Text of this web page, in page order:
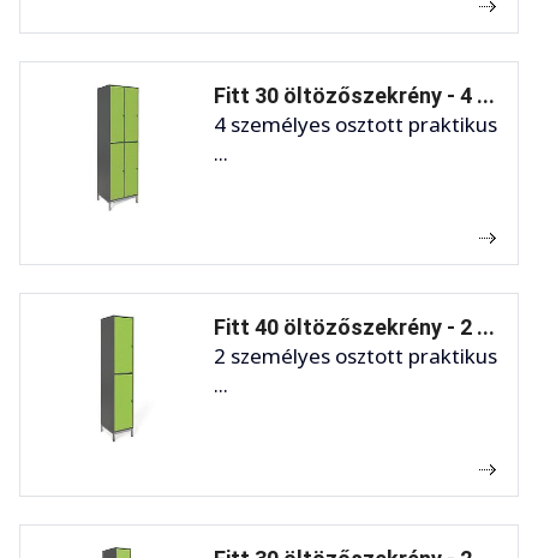
Fitt 30 öltözőszekrény - 4 ...
4 személyes osztott praktikus
...
Fitt 40 öltözőszekrény - 2 ...
2 személyes osztott praktikus
...